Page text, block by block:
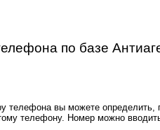
по базе
вы можете определить,
телефону. Номер можно